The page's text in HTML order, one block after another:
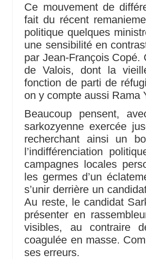
Ce mouvement de
fait du récent
politique quelques
une sensibilité en
par Jean-François Copé.
de Valois, dont la
fonction de parti de
on y compte aussi Rama
Beaucoup pensent,
sarkozyenne exercée
recherchant ainsi un
l’indifférenciation
campagnes locales
les germes d’un
s’unir derrière un
Au reste, le candidat
présenter en
visibles, au contraire
coagulée en masse.
ses erreurs.